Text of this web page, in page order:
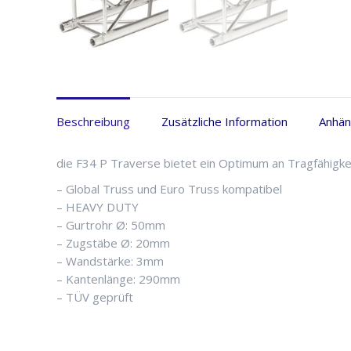
Beschreibung Zusätzliche Information
die F34 P Traverse bietet ein Optimum an
– Global Truss und Euro Truss kompatibel
– HEAVY DUTY
– Gurtrohr Ø: 50mm
– Zugstäbe Ø: 20mm
– Wandstärke: 3mm
– Kantenlänge: 290mm
– TÜV geprüft